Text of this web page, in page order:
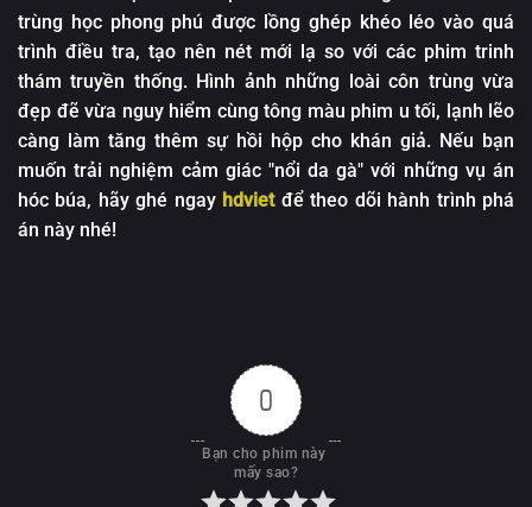
trùng học phong phú được lồng ghép khéo léo vào quá
trình điều tra, tạo nên nét mới lạ so với các phim trinh
thám truyền thống. Hình ảnh những loài côn trùng vừa
đẹp đẽ vừa nguy hiểm cùng tông màu phim u tối, lạnh lẽo
càng làm tăng thêm sự hồi hộp cho khán giả. Nếu bạn
muốn trải nghiệm cảm giác "nổi da gà" với những vụ án
hóc búa, hãy ghé ngay hdviet để theo dõi hành trình phá
án này nhé!
0
Bạn cho phim này
mấy sao?